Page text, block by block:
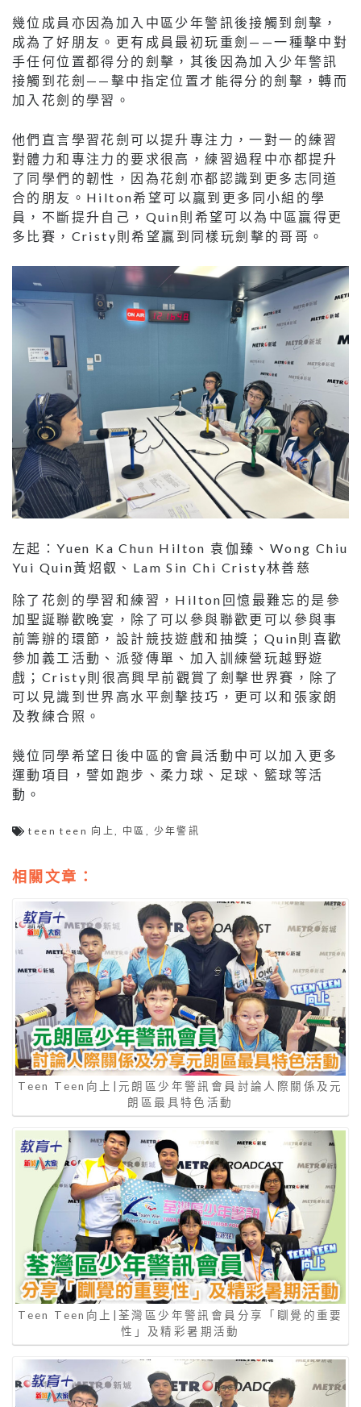
幾位成員亦因為加入中區少年警訊後接觸到劍擊，
成為了好朋友。更有成員最初玩重劍——一種擊中對
手任何位置都得分的劍擊，其後因為加入少年警訊
接觸到花劍——擊中指定位置才能得分的劍擊，轉而
加入花劍的學習。
他們直言學習花劍可以提升專注力，一對一的練習
對體力和專注力的要求很高，練習過程中亦都提升
了同學們的韌性，因為花劍亦都認識到更多志同道
合的朋友。Hilton希望可以贏到更多同小組的學
員，不斷提升自己，Quin則希望可以為中區贏得更
多比賽，Cristy則希望贏到同樣玩劍擊的哥哥。
左起：Yuen Ka Chun Hilton 袁伽臻、Wong Chiu
Yui Quin黃炤叡、Lam Sin Chi Cristy林善慈
除了花劍的學習和練習，Hilton回憶最難忘的是參
加聖誕聯歡晚宴，除了可以參與聯歡更可以參與事
前籌辦的環節，設計競技遊戲和抽獎；Quin則喜歡
參加義工活動、派發傳單、加入訓練營玩越野遊
戲；Cristy則很高興早前觀賞了劍擊世界賽，除了
可以見識到世界高水平劍擊技巧，更可以和張家朗
及教練合照。
幾位同學希望日後中區的會員活動中可以加入更多
運動項目，譬如跑步、柔力球、足球、籃球等活
動。
teen teen 向上 中區 少年警訊
相關文章：
Teen Teen向上|元朗區少年警訊會員討論人際關係及元
朗區最具特色活動
Teen Teen向上|荃灣區少年警訊會員分享「瞓覺的重要
性」及精彩暑期活動